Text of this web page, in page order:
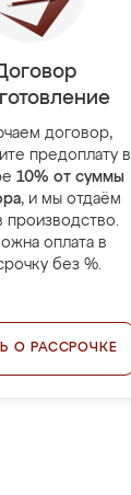
договор,
предоплату в
10% от суммы
, и мы отдаём
производство.
оплата в
без %.
О РАССРОЧКЕ